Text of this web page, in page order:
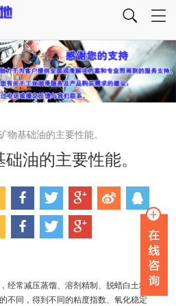
物基础油的主要性能。
油的主要性能。
经常减压蒸馏、溶剂精制、脱蜡白土精制
不同，得到不同的粘度指数、氧化稳定